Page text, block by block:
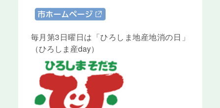
市ホームページ
毎月第3日曜日は「ひろしま地産地消の日」
（ひろしま産day）